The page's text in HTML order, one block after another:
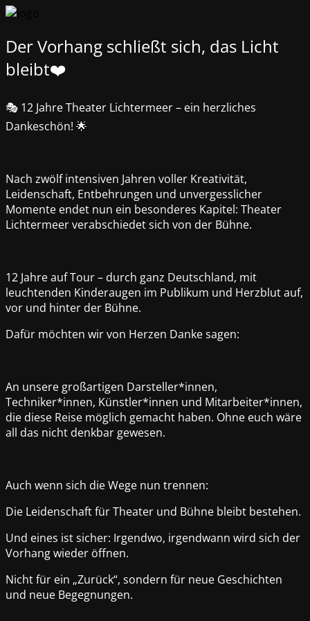
Der Vorhang schließt sich, das Licht
bleibt❤️
🎭 12 Jahre Theater Lichtermeer – ein herzliches
Dankeschön! 🌟
Nach zwölf intensiven Jahren voller Kreativität,
Leidenschaft, Entbehrungen und unvergesslicher
Momente endet nun ein besonderes Kapitel: Theater
Lichtermeer verabschiedet sich von der Bühne.
12 Jahre auf Tour – durch ganz Deutschland, mit
leuchtenden Kinderaugen im Publikum und Herzblut auf,
vor und hinter der Bühne.
Dafür möchten wir von Herzen Danke sagen:
An unsere großartigen Darsteller*innen,
Techniker*innen, Künstler*innen und Mitarbeiter*innen,
die diese Reise möglich gemacht haben. Ohne euch wäre
all das nicht denkbar gewesen.
Auch wenn sich die Wege nun trennen:
Die Leidenschaft für Theater und Bühne bleibt bestehen.
Und eines ist sicher: Irgendwo, irgendwann wird sich der
Vorhang wieder öffnen.
Nicht für ein „Zurück“, sondern für neue Geschichten
und neue Begegnungen.